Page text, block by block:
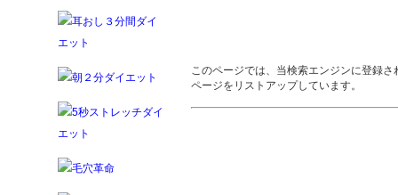
このページでは、当検索エンジンに登録さ
ページをリストアップしています。